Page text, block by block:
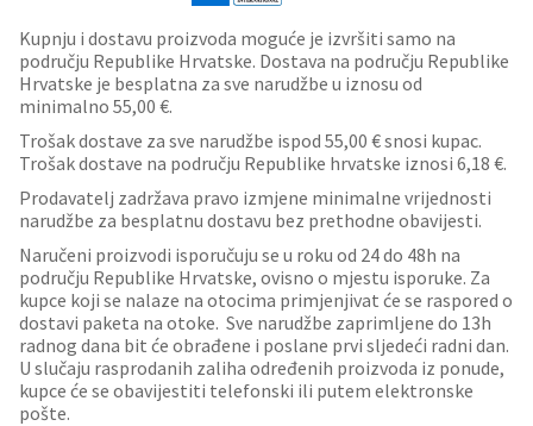
Kupnju i dostavu proizvoda moguće je izvršiti samo na
području Republike Hrvatske. Dostava na području Republike
Hrvatske je besplatna za sve narudžbe u iznosu od
minimalno 55,00 €.
Trošak dostave za sve narudžbe ispod 55,00 € snosi kupac.
Trošak dostave na području Republike hrvatske iznosi 6,18 €.
Prodavatelj zadržava pravo izmjene minimalne vrijednosti
narudžbe za besplatnu dostavu bez prethodne obavijesti.
Naručeni proizvodi isporučuju se u roku od 24 do 48h na
području Republike Hrvatske, ovisno o mjestu isporuke. Za
kupce koji se nalaze na otocima primjenjivat će se raspored o
dostavi paketa na otoke. Sve narudžbe zaprimljene do 13h
radnog dana bit će obrađene i poslane prvi sljedeći radni dan.
U slučaju rasprodanih zaliha određenih proizvoda iz ponude,
kupce će se obavijestiti telefonski ili putem elektronske
pošte.